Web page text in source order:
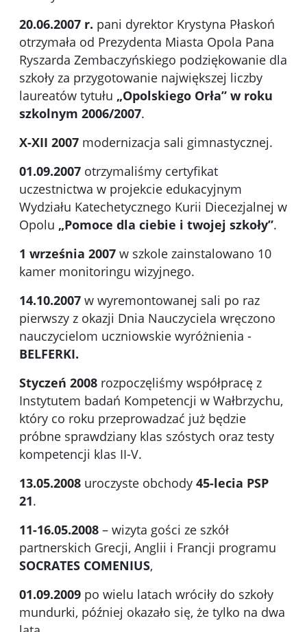
20.06.2007 r. pani dyrektor Krystyna Płaskoń
otrzymała od Prezydenta Miasta Opola Pana
Ryszarda Zembaczyńskiego podziękowanie dla
szkoły za przygotowanie największej liczby
laureatów tytułu „Opolskiego Orła” w roku
szkolnym 2006/2007.
X-XII 2007 modernizacja sali gimnastycznej.
01.09.2007 otrzymaliśmy certyfikat
uczestnictwa w projekcie edukacyjnym
Wydziału Katechetycznego Kurii Diecezjalnej w
Opolu „Pomoce dla ciebie i twojej szkoły”.
1 września 2007 w szkole zainstalowano 10
kamer monitoringu wizyjnego.
14.10.2007 w wyremontowanej sali po raz
pierwszy z okazji Dnia Nauczyciela wręczono
nauczycielom uczniowskie wyróżnienia -
BELFERKI.
Styczeń 2008 rozpoczęliśmy współpracę z
Instytutem badań Kompetencji w Wałbrzychu,
który co roku przeprowadzać już będzie
próbne sprawdziany klas szóstych oraz testy
kompetencji klas II-V.
13.05.2008 uroczyste obchody 45-lecia PSP
21.
11-16.05.2008 – wizyta gości ze szkół
partnerskich Grecji, Anglii i Francji programu
SOCRATES COMENIUS,
01.09.2009 po wielu latach wróciły do szkoły
mundurki, później okazało się, że tylko na dwa